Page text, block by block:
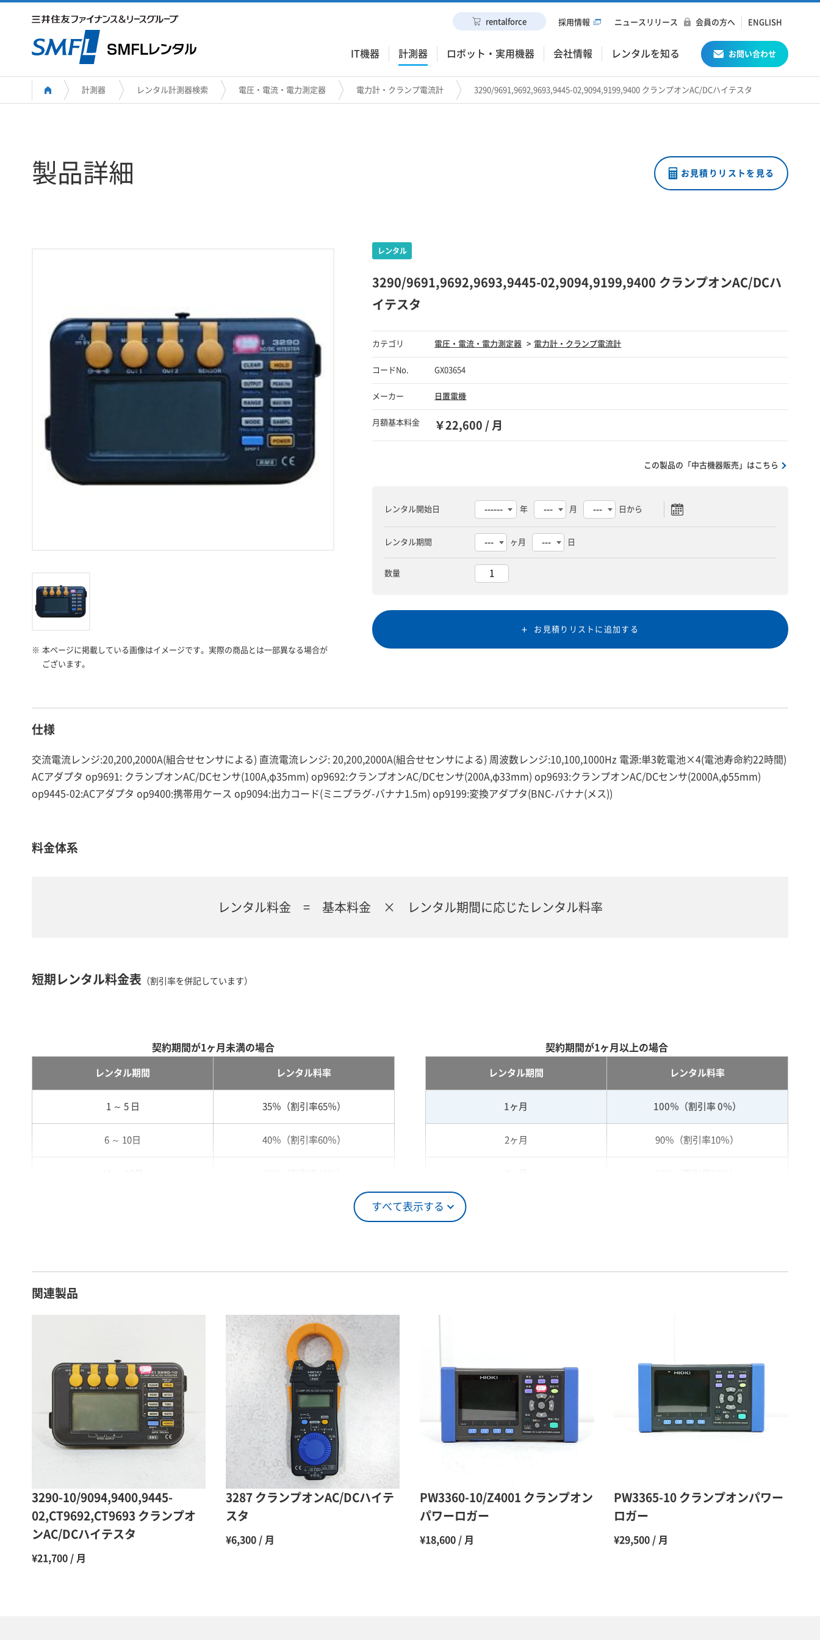
IT機器 計測器 ロボット・実用機器 会社情報 レンタルを知る お問い合わせ
rentalforce 採用情報 ニュースリリース 会員の方へ ENGLISH
計測器 レンタル計測器検索 電圧・電流・電力測定器 電力計・クランプ電流計 3290/9691,9692,9693,9445-02,9094,9199,9400 クランプオンAC/DCハイテスタ
製品詳細 お見積りリストを見る
※ 本ページに掲載している画像はイメージです。実際の商品とは一部異なる場合が
ございます。
3290/9691,9692,9693,9445-02,9094,9199,9400 クランプオンAC/DCハ
イテスタ
カテゴリ 電圧・電流・電力測定器 電力計・クランプ電流計
コードNo. GX03654
メーカー 日置電機
月額基本料金 ￥22,600 / 月
この製品の「中古機器販売」はこちら
レンタル開始日 年 月 日から
レンタル期間 ヶ月 日
数量
お見積りリストに追加する
仕様
交流電流レンジ:20,200,2000A(組合せセンサによる) 直流電流レンジ: 20,200,2000A(組合せセンサによる) 周波数レンジ:10,100,1000Hz 電源:単3乾電池×4(電池寿命約22時間)
ACアダプタ op9691: クランプオンAC/DCセンサ(100A,φ35mm) op9692:クランプオンAC/DCセンサ(200A,φ33mm) op9693:クランプオンAC/DCセンサ(2000A,φ55mm)
op9445-02:ACアダプタ op9400:携帯用ケース op9094:出力コード(ミニプラグ-バナナ1.5m) op9199:変換アダプタ(BNC-バナナ(メス))
料金体系
レンタル料金 = 基本料金 × レンタル期間に応じたレンタル料率
短期レンタル料金表 （割引率を併記しています）
すべて表示する
契約期間が1ヶ月未満の場合
レンタル期間 レンタル料率
1 ～ 5 日 35％（割引率65％）
6 ～ 10日 40％（割引率60％）
26日 ～ 1ヶ月 100％（割引率 0％）
契約期間が1ヶ月以上の場合
レンタル期間 レンタル料率
1ヶ月 100％（割引率 0％）
2ヶ月 90％（割引率10％）
6ヶ月 65％（割引率35％）
9ヶ月 50％（割引率50％）
10ヶ月 48％（割引率52％）
11ヶ月
関連製品
3290-10/9094,9400,9445-
02,CT9692,CT9693 クランプオ
ンAC/DCハイテスタ
¥21,700 / 月
3287 クランプオンAC/DCハイテ
スタ
¥6,300 / 月
PW3360-10/Z4001 クランプオン
パワーロガー
¥18,600 / 月
PW3365-10 クランプオンパワー
ロガー
¥29,500 / 月